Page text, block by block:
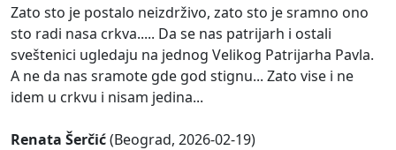
Zato sto je postalo neizdrživo, zato sto je sramno ono
sto radi nasa crkva..... Da se nas patrijarh i ostali
sveštenici ugledaju na jednog Velikog Patrijarha Pavla.
A ne da nas sramote gde god stignu... Zato vise i ne
idem u crkvu i nisam jedina...
Renata Šerčić(Beograd, 2026-02-19)